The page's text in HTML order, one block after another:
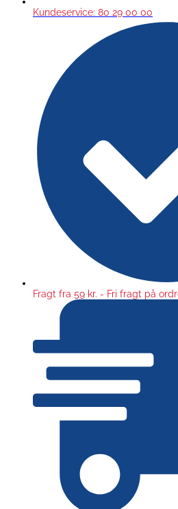
Kundeservice: 80 29 00 00
Fragt fra 59 kr. - Fri fragt på